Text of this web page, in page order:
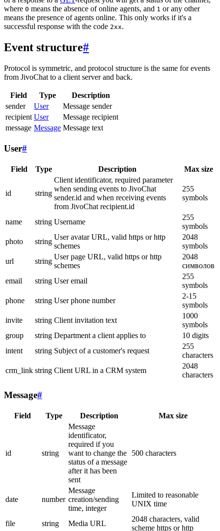
where 0 means the absence of online agents, and 1 or any other
means the presence of agents online. This only works if it's a
successful response with the code 2xx.
Event structure#
Protocol is symmetric, and protocol structure is the same for events
from JivoChat to a client server and back.
Field Type
Description
sender
User
Message sender
recipient User
Message recipient
message Message Message text
User#
Field Type Description Max size
id string
Client identificator, required parameter
when sending events to JivoChat
sender.id and when receiving events
from JivoChat recipient.id
255
symbols
name string Username
255
symbols
photo
string
User avatar URL, valid https or http
schemes
2048
symbols
url
string
User page URL, valid https or http
schemes
2048
символов
email
string User email
255
symbols
phone
string User phone number
2-15
symbols
invite
string Client invitation text
1000
symbols
group
string Department a client applies to
10 digits
intent
string Subject of a customer's request
255
characters
crm_link string Client URL in a CRM system
2048
characters
Message#
Field Type Description Max size
id string
Message
identificator,
required if you
want to change the
status of a message
after it has been
sent
500 characters
date number
Message
creation/sending
time, integer
Limited to reasonable
UNIX time
file string Media URL
2048 characters, valid
scheme https or http